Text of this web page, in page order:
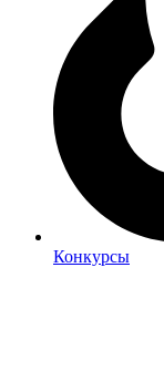
Конкурсы